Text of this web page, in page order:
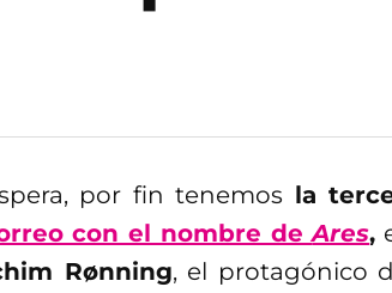
por fin tenemos la
con el nombre deAres,
Rønning, el protagónico